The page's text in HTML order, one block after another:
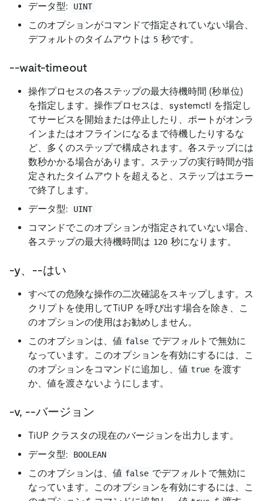
データ型:
UINT
このオプションがコマンドで指定されていない場合、
デフォルトのタイムアウトは 5 秒です。
--wait-timeout
操作プロセスの各ステップの最大待機時間 (秒単位)
を指定します。操作プロセスは、systemctl を指定し
てサービスを開始または停止したり、ポートがオンラ
インまたはオフラインになるまで待機したりするな
ど、多くのステップで構成されます。各ステップには
数秒かかる場合があります。ステップの実行時間が指
定されたタイムアウトを超えると、ステップはエラー
で終了します。
データ型:
UINT
コマンドでこのオプションが指定されていない場合、
各ステップの最大待機時間は 120 秒になります。
-y、--はい
すべての危険な操作の二次確認をスキップします。ス
クリプトを使用してTiUP を呼び出す場合を除き、こ
のオプションの使用はお勧めしません。
このオプションは、値 false でデフォルトで無効に
なっています。このオプションを有効にするには、こ
のオプションをコマンドに追加し、値 true を渡す
か、値を渡さないようにします。
-v, --バージョン
TiUP クラスタの現在のバージョンを出力します。
データ型:
BOOLEAN
このオプションは、値 false でデフォルトで無効に
なっています。このオプションを有効にするには、こ